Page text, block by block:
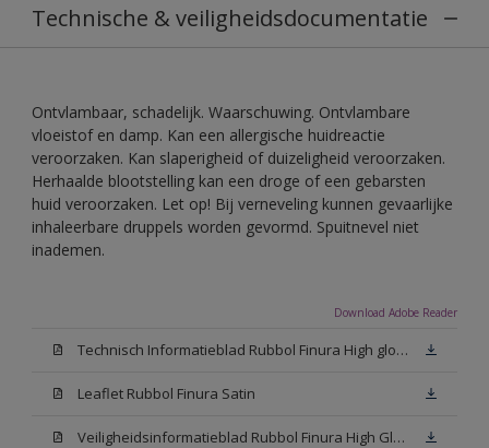
Technische & veiligheidsdocumentatie
Ontvlambaar, schadelijk. Waarschuwing. Ontvlambare
vloeistof en damp. Kan een allergische huidreactie
veroorzaken. Kan slaperigheid of duizeligheid veroorzaken.
Herhaalde blootstelling kan een droge of een gebarsten
huid veroorzaken. Let op! Bij verneveling kunnen gevaarlijke
inhaleerbare druppels worden gevormd. Spuitnevel niet
inademen.
Download Adobe Reader
Technisch Informatieblad Rubbol Finura High gloss (PDF)
Leaflet Rubbol Finura Satin
Veiligheidsinformatieblad Rubbol Finura High Gloss W05 (MSDS)